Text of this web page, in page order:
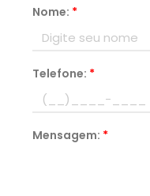
Nome: *
Telefone: *
Mensagem: *